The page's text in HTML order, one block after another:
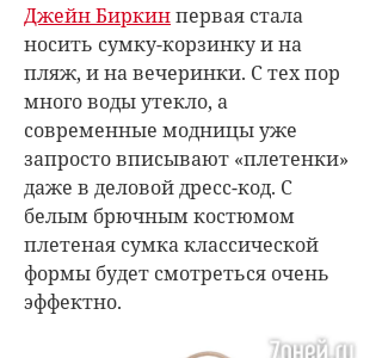
Джейн Биркинпервая стала
носить сумку-корзинку и на
пляж, и на вечеринки. С тех пор
много воды утекло, а
современные модницы уже
запросто вписывают «плетенки»
даже в деловой дресс-код. С
белым брючным костюмом
плетеная сумка классической
формы будет смотреться очень
эффектно.